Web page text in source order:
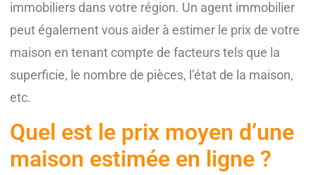
immobiliers dans votre région. Un agent immobilier
peut également vous aider à estimer le prix de votre
maison en tenant compte de facteurs tels que la
superficie, le nombre de pièces, l’état de la maison,
etc.
Quel est le prix moyen d’une
maison estimée en ligne ?